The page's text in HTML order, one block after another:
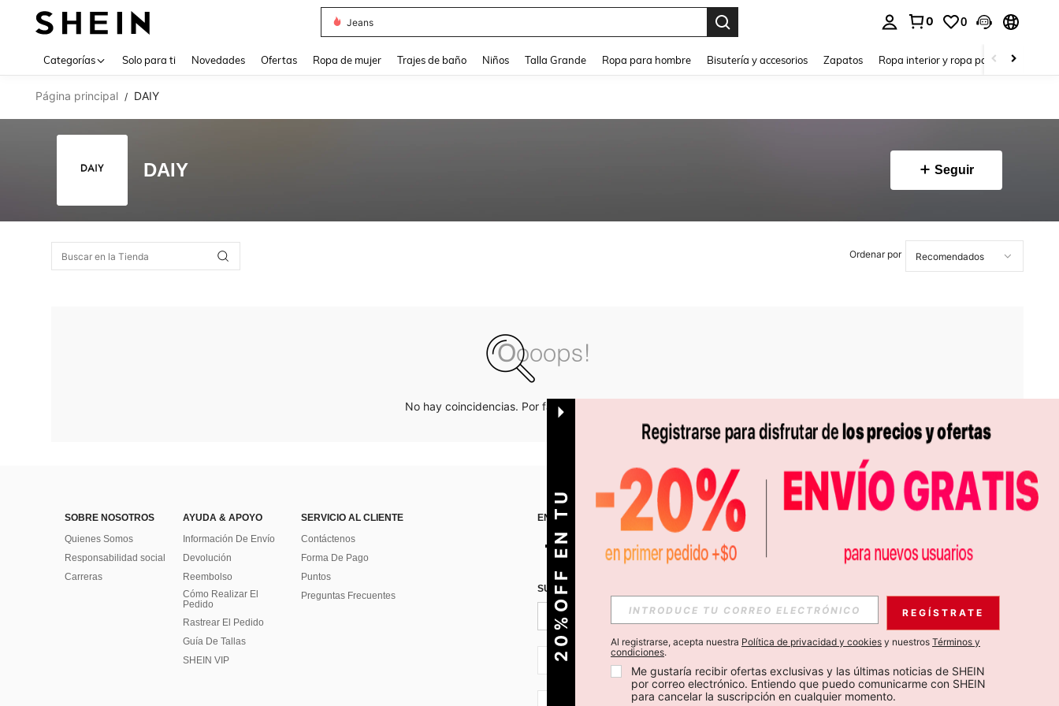
Jeans
0 0
Categorías Solo para ti Novedades Ofertas Ropa de mujer Trajes de baño Niños Talla Grande Ropa para hombre Bisutería y accesorios Zapatos Ropa interior y ropa para dormir
Página principal / DAIY
DAIY Seguir
Ordenar por
No hay coincidencias. Por favor inténtalo de nuevo.
SOBRE NOSOTROS
Quienes Somos
Responsabilidad social
Carreras
AYUDA & APOYO
Información De Envío
Devolución
Reembolso
Cómo Realizar El
Pedido
Rastrear El Pedido
Guía De Tallas
SHEIN VIP
SERVICIO AL CLIENTE
Contáctenos
Forma De Pago
Puntos
Preguntas Frecuentes
ENCUÉNTRANOS EN APP
SUSCRÍBETE PARA RECIBIR OFERTAS EXCLUSIVAS, PROMOCIONES Y NOTICIAS DE SHEIN
Suscribir
CL + 56
2
0
%
O
F
F
E
N
T
U
P
R
I
M
E
R
P
E
D
I
D REGÍSTRATE
Al registrarse, acepta nuestra Política de privacidad y cookies y nuestros Términos y
condiciones.
Me gustaría recibir ofertas exclusivas y las últimas noticias de SHEIN
por correo electrónico. Entiendo que puedo comunicarme con SHEIN
para cancelar la suscripción en cualquier momento.